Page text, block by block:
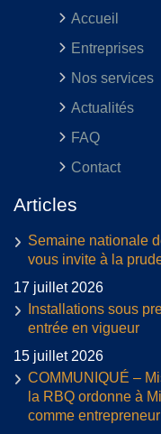
Accueil
Entreprises
Nos services
Actualités
FAQ
Contact
Articles
Semaine nationale
vous invite à la
17 juillet 2026
Installations sous
entrée en vigueur
15 juillet 2026
COMMUNIQUÉ –
la RBQ ordonne à
comme